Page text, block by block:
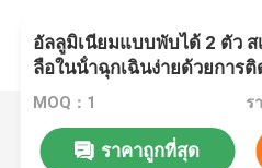
อัลลูมิเนียมแบบพับได้ 2 ตัว ส
ลือในน้ําฉุกเฉินง่ายด้วยการ
MOQ：1
ราคาถูกที่สุด